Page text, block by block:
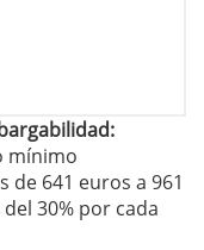
mínimo
641 euros a 961
30% por cada